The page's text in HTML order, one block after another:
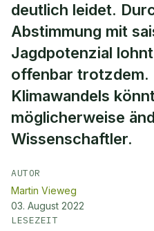
deutlich leidet.
Abstimmung mit
Jagdpotenzial
offenbar trotzdem.
Klimawandels
möglicherweise
Wissenschaftler.
AUTOR
Martin Vieweg
03. August 2022
LESEZEIT